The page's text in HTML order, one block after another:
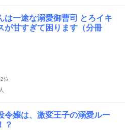
は一途な溺愛御曹司 とろイキ
が甘すぎて困ります（分冊
位
令嬢は、激変王子の溺愛ルー
？